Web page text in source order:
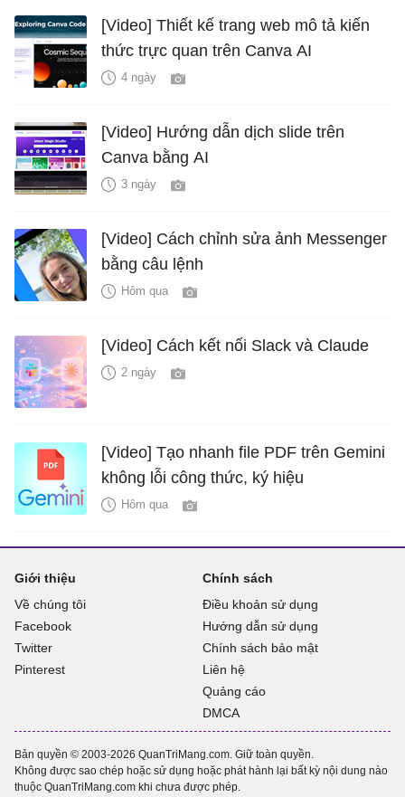
[Video] Thiết kế trang web mô tả kiến
thức trực quan trên Canva AI
4 ngày
[Video] Hướng dẫn dịch slide trên
Canva bằng AI
3 ngày
[Video] Cách chỉnh sửa ảnh Messenger
bằng câu lệnh
Hôm qua
[Video] Cách kết nối Slack và Claude
2 ngày
[Video] Tạo nhanh file PDF trên Gemini
không lỗi công thức, ký hiệu
Hôm qua
Giới thiệu
Về chúng tôi
Facebook
Twitter
Pinterest
Chính sách
Điều khoản sử dụng
Hướng dẫn sử dụng
Chính sách bảo mật
Liên hệ
Quảng cáo
DMCA
Bản quyền © 2003-2026 QuanTriMang.com. Giữ toàn quyền.
Không được sao chép hoặc sử dụng hoặc phát hành lại bất kỳ nội dung nào
thuộc QuanTriMang.com khi chưa được phép.